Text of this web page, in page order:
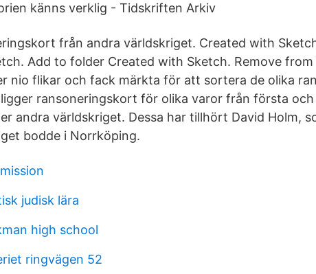
känns verklig - Tidskriften Arkiv
från andra världskriget. Created with
Add to folder Created with Sketch. Remove
nio flikar och fack märkta för att sortera de olika
ransoneringskort för olika varor från första
andra världskriget. Dessa har tillhört David Holm,
bodde i Norrköping.
judisk lära
high school
ringvägen 52